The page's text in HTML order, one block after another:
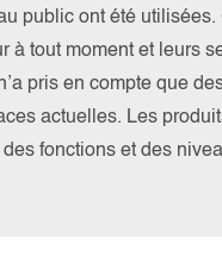
public ont été utilisées.
à tout moment et leurs
pris en compte que
actuelles. Les
fonctions et des